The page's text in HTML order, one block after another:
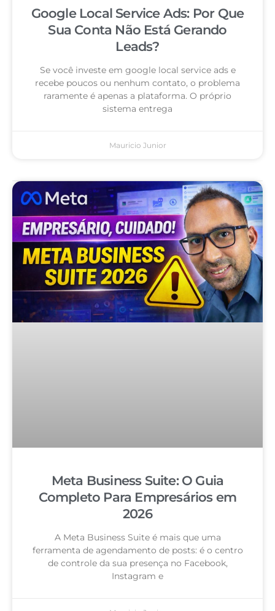
Google Local Service Ads: Por Que
Sua Conta Não Está Gerando
Leads?
Se você investe em google local service ads e
recebe poucos ou nenhum contato, o problema
raramente é apenas a plataforma. O próprio
sistema entrega
Mauricio Junior
Meta Business Suite: O Guia
Completo Para Empresários em
2026
A Meta Business Suite é mais que uma
ferramenta de agendamento de posts: é o centro
de controle da sua presença no Facebook,
Instagram e